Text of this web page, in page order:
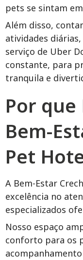
pets se sintam
Além disso,
atividades
serviço de Uber
constante, para
tranquila e
Por que
Bem-
Pet
A Bem-Estar
excelência no
especializados
Nosso espaço
conforto para os